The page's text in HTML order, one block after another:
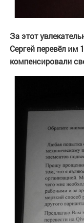
За этот
Сергей перевёл им
компенсировали